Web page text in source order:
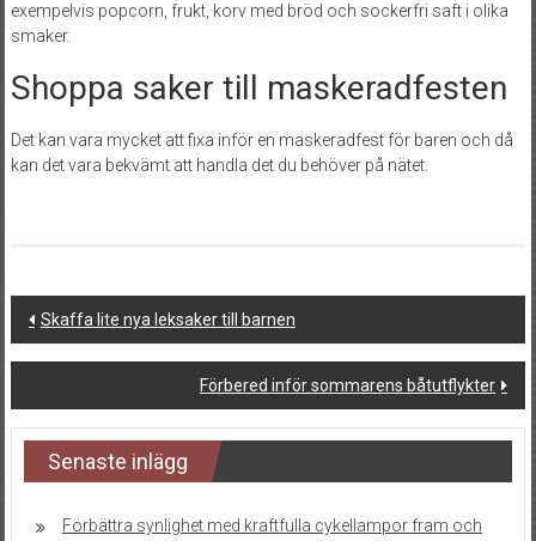
exempelvis popcorn, frukt, korv med bröd och sockerfri saft i olika
smaker.
Shoppa saker till maskeradfesten
Det kan vara mycket att fixa inför en maskeradfest för baren och då
kan det vara bekvämt att handla det du behöver på nätet.
Post
navigation
Skaffa lite nya leksaker till barnen
Förbered inför sommarens båtutflykter
Senaste inlägg
Förbättra synlighet med kraftfulla cykellampor fram och